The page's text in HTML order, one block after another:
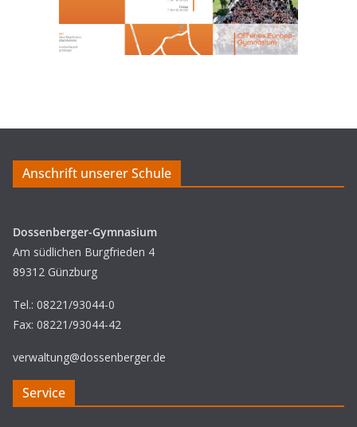
Anschrift unserer Schule
Dossenberger-Gymnasium
Am südlichen Burgfrieden 4
89312 Günzburg
Tel.: 08221/93044-0
Fax: 08221/93044-42
verwaltung@dossenberger.de
Service